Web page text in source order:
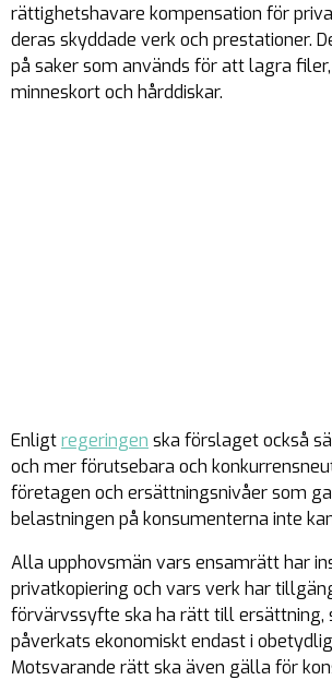
rättighetshavare kompensation för
deras skyddade verk och prestationer.
på saker som används för att lagra filer,
minneskort och hårddiskar.
Enligtregeringen ska förslaget också
och mer förutsebara och
företagen och ersättningsnivåer som
belastningen på konsumenterna inte
Alla upphovsmän vars ensamrätt har
privatkopiering och vars verk har
förvärvssyfte ska ha rätt till ersättning,
påverkats ekonomiskt endast i
Motsvarande rätt ska även gälla för